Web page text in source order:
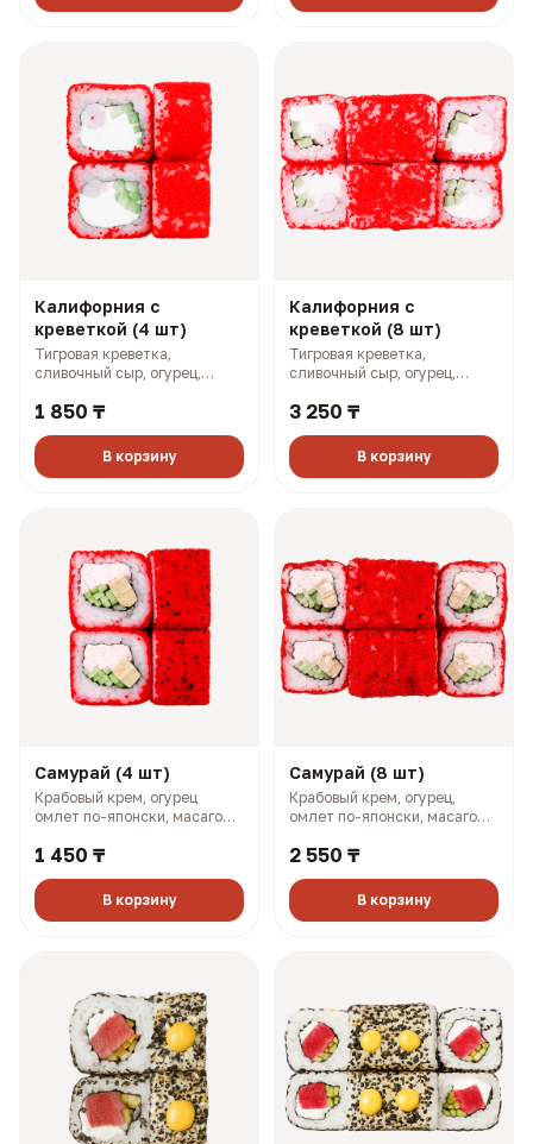
Калифорния с
креветкой (4 шт)
Тигровая креветка,
сливочный сыр, огурец,
1 850 ₸
В корзину
Калифорния с
креветкой (8 шт)
Тигровая креветка,
сливочный сыр, огурец,
3 250 ₸
В корзину
Самурай (4 шт)
Крабовый крем, огурец
омлет по-японски, масаго
1 450 ₸
В корзину
Самурай (8 шт)
Крабовый крем, огурец,
омлет по-японски, масаго
2 550 ₸
В корзину